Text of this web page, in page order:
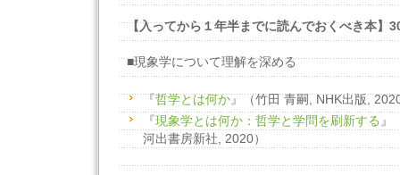
【入ってから１年半までに読んでおくべき本】
■現象学について理解を深める
『哲学とは何か』（竹田 青嗣, NHK出版,
『現象学とは何か：哲学と学問を刷新する 』
河出書房新社, 2020）